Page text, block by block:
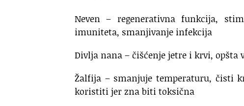
Neven – regenerativna funkcija,
imuniteta, smanjivanje infekcija
Divlja nana – čišćenje jetre i krvi,
Žalfija – smanjuje temperaturu, čisti
koristiti jer zna biti toksična